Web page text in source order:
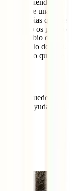
lo recomiendo a
que una vez
las rupias que me
y no os pase lo
cambio desde
yo se lo doy a 0.
y yo me lo quito de
y puedes
de ayuda si